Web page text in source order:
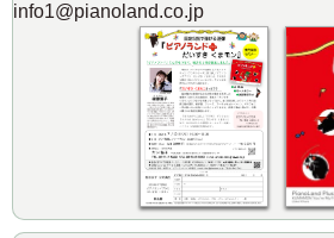
info1@pianoland.co.jp